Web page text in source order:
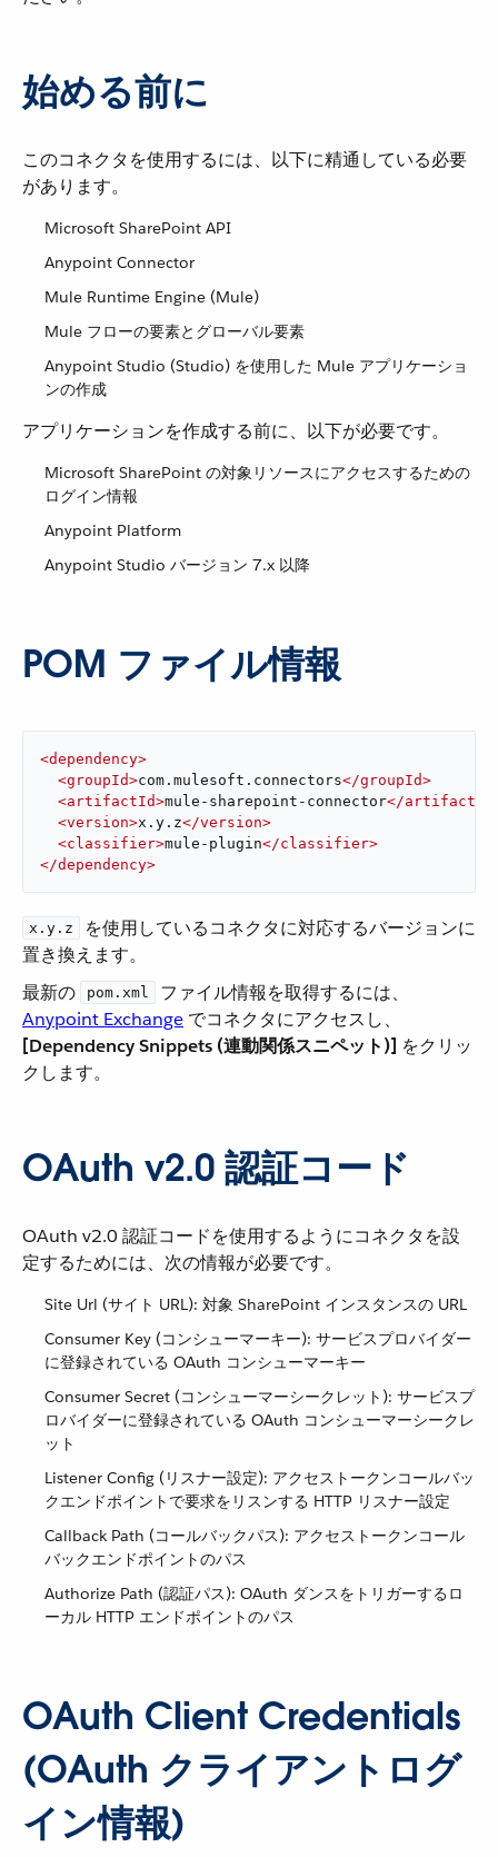
始める前に
このコネクタを使用するには、以下に精通している必要
があります。
Microsoft SharePoint API
Anypoint Connector
Mule Runtime Engine (Mule)
Mule フローの要素とグローバル要素
Anypoint Studio (Studio) を使用した Mule アプリケーショ
ンの作成
アプリケーションを作成する前に、以下が必要です。
Microsoft SharePoint の対象リソースにアクセスするための
ログイン情報
Anypoint Platform
Anypoint Studio バージョン 7.x 以降
POM ファイル情報
<dependency>
<groupId>com.mulesoft.connectors</groupId>
<artifactId>mule-sharepoint-connector</artifactId
<version>x.y.z</version>
<classifier>mule-plugin</classifier>
</dependency>
x.y.z
​ を使用しているコネクタに対応するバージョンに
置き換えます。
最新の ​
pom.xml
​ ファイル情報を取得するには、​
Anypoint Exchange ​ でコネクタにアクセスし、​
[Dependency Snippets (連動関係スニペット)] ​ をクリッ
クします。
OAuth v2.0 認証コード
OAuth v2.0 認証コードを使用するようにコネクタを設
定するためには、次の情報が必要です。
Site Url (サイト URL): 対象 SharePoint インスタンスの URL
Consumer Key (コンシューマーキー): サービスプロバイダー
に登録されている OAuth コンシューマーキー
Consumer Secret (コンシューマーシークレット): サービスプ
ロバイダーに登録されている OAuth コンシューマーシークレ
ット
Listener Config (リスナー設定): アクセストークンコールバッ
クエンドポイントで要求をリスンする HTTP リスナー設定
Callback Path (コールバックパス): アクセストークンコール
バックエンドポイントのパス
Authorize Path (認証パス): OAuth ダンスをトリガーするロ
ーカル HTTP エンドポイントのパス
OAuth Client Credentials
(OAuth クライアントログ
イン情報)